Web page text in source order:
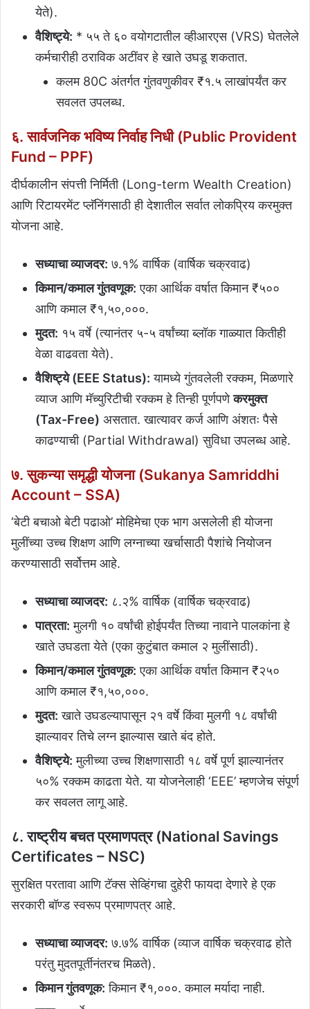
येते).
वैशिष्ट्ये: * ५५ ते ६० वयोगटातील व्हीआरएस (VRS) घेतलेले
कर्मचारीही ठराविक अटींवर हे खाते उघडू शकतात.
कलम 80C अंतर्गत गुंतवणुकीवर ₹१.५ लाखांपर्यंत कर
सवलत उपलब्ध.
६. सार्वजनिक भविष्य निर्वाह निधी (Public Provident
Fund – PPF)
दीर्घकालीन संपत्ती निर्मिती (Long-term Wealth Creation)
आणि रिटायरमेंट प्लॅनिंगसाठी ही देशातील सर्वात लोकप्रिय करमुक्त
योजना आहे.
सध्याचा व्याजदर: ७.१% वार्षिक (वार्षिक चक्रवाढ)
किमान/कमाल गुंतवणूक: एका आर्थिक वर्षात किमान ₹५००
आणि कमाल ₹१,५०,०००.
मुदत: १५ वर्षे (त्यानंतर ५-५ वर्षांच्या ब्लॉक गाळ्यात कितीही
वेळा वाढवता येते).
वैशिष्ट्ये (EEE Status): यामध्ये गुंतवलेली रक्कम, मिळणारे
व्याज आणि मॅच्युरिटीची रक्कम हे तिन्ही पूर्णपणेकरमुक्त
(Tax-Free) असतात. खात्यावर कर्ज आणि अंशतः पैसे
काढण्याची (Partial Withdrawal) सुविधा उपलब्ध आहे.
७. सुकन्या समृद्धी योजना (Sukanya Samriddhi
Account – SSA)
‘बेटी बचाओ बेटी पढाओ’ मोहिमेचा एक भाग असलेली ही योजना
मुलींच्या उच्च शिक्षण आणि लग्नाच्या खर्चासाठी पैशांचे नियोजन
करण्यासाठी सर्वोत्तम आहे.
सध्याचा व्याजदर: ८.२% वार्षिक (वार्षिक चक्रवाढ)
पात्रता: मुलगी १० वर्षांची होईपर्यंत तिच्या नावाने पालकांना हे
खाते उघडता येते (एका कुटुंबात कमाल २ मुलींसाठी).
किमान/कमाल गुंतवणूक: एका आर्थिक वर्षात किमान ₹२५०
आणि कमाल ₹१,५०,०००.
मुदत: खाते उघडल्यापासून २१ वर्षे किंवा मुलगी १८ वर्षांची
झाल्यावर तिचे लग्न झाल्यास खाते बंद होते.
वैशिष्ट्ये: मुलीच्या उच्च शिक्षणासाठी १८ वर्षे पूर्ण झाल्यानंतर
५०% रक्कम काढता येते. या योजनेलाही ‘EEE’ म्हणजेच संपूर्ण
कर सवलत लागू आहे.
८. राष्ट्रीय बचत प्रमाणपत्र (National Savings
Certificates – NSC)
सुरक्षित परतावा आणि टॅक्स सेव्हिंगचा दुहेरी फायदा देणारे हे एक
सरकारी बॉण्ड स्वरूप प्रमाणपत्र आहे.
सध्याचा व्याजदर: ७.७% वार्षिक (व्याज वार्षिक चक्रवाढ होते
परंतु मुदतपूर्तीनंतरच मिळते).
किमान गुंतवणूक: किमान ₹१,०००. कमाल मर्यादा नाही.